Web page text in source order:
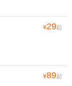
¥29起
¥89起